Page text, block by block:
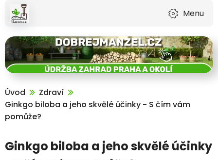
Menu
Úvod
Zdraví
Ginkgo biloba a jeho skvělé účinky - S čím vám
pomůže?
Ginkgo biloba a jeho skvělé účinky